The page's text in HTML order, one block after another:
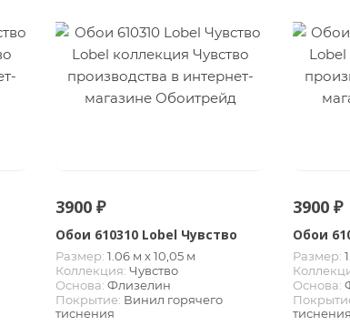
3900 ₽
Обои 610310 Lobel Чувство
Размер: 1.06 м х 10,05 м
Коллекция: Чувство
Основа: Флизелин
Покрытие: Винил горячего
тиснения
3900 ₽
Обои
Размер:
Основа:
тиснения